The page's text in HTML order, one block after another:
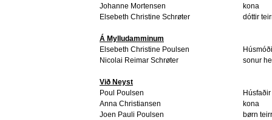
Johanne Mortensen
kona
Elsebeth Christine Schrøter
dóttir
Á Mylludamminum
Elsebeth Christine Poulsen
Nicolai Reimar Schrøter
sonur
Við Neyst
Poul Poulsen
Húsfaðir
Anna Christiansen
kona
Joen Pauli Poulsen
børn